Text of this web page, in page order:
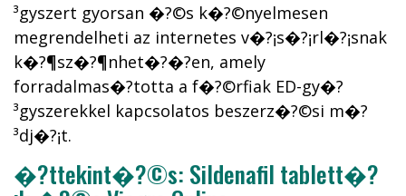
³gyszert gyorsan �?©s k�?©nyelmesen
megrendelheti az internetes v�?¡s�?¡rl�?¡snak
k�?¶sz�?¶nhet�?�?en, amely
forradalmas�?­totta a f�?©rfiak ED-gy�?
³gyszerekkel kapcsolatos beszerz�?©si m�?
³dj�?¡t.
�?ttekint�?©s: Sildenafil tablett�?